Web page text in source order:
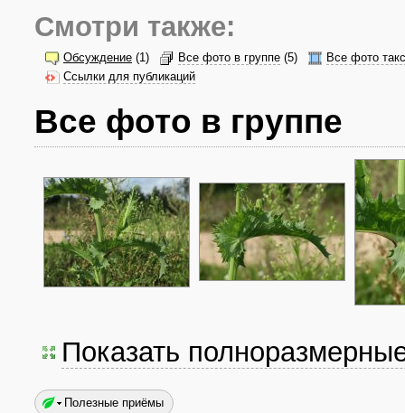
Смотри также:
Обсуждение (1) Все фото в группе (5)
Все фото
Ссылки для публикаций
Все фото в группе
Показать
Полезные приёмы